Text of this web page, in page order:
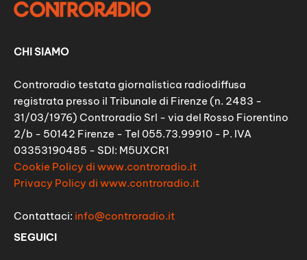
CHI SIAMO
Controradio testata giornalistica radiodiffusa
registrata presso il Tribunale di Firenze (n. 2483 -
31/03/1976) Controradio Srl - via del Rosso Fiorentino
2/b - 50142 Firenze - Tel 055.73.99910 - P. IVA
03353190485 - SDI: M5UXCR1
Cookie Policy di www.controradio.it
Privacy Policy di www.controradio.it
Contattaci: info@controradio.it
SEGUICI